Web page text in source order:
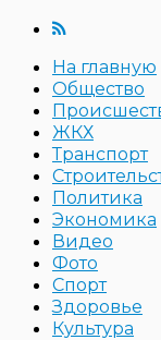
На главную
Общество
ЖКХ
Транспорт
Политика
Экономика
Видео
Фото
Спорт
Здоровье
Культура